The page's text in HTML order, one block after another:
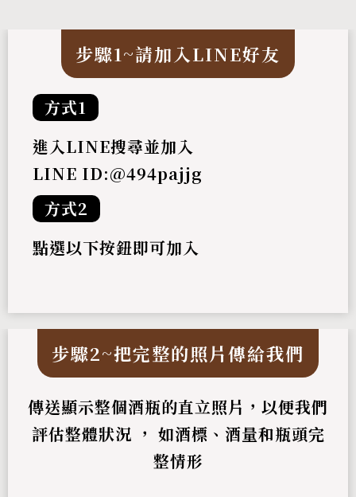
步驟1~請加入LINE好友
方式1
進入LINE搜尋並加入
LINE ID:@494pajjg
方式2
點選以下按鈕即可加入
步驟2~把完整的照片傳給我們
傳送顯示整個酒瓶的直立照片，以便我們
評估整體狀況 ， 如酒標、酒量和瓶頭完
整情形